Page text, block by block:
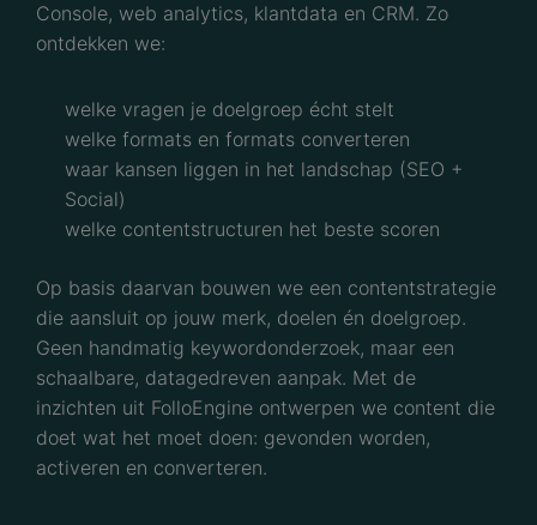
Console, web analytics, klantdata en CRM. Zo
ontdekken we:
welke vragen je doelgroep écht stelt
welke formats en formats converteren
waar kansen liggen in het landschap (SEO +
Social)
welke contentstructuren het beste scoren
Op basis daarvan bouwen we een contentstrategie
die aansluit op jouw merk, doelen én doelgroep.
Geen handmatig keywordonderzoek, maar een
schaalbare, datagedreven aanpak. Met de
inzichten uit FolloEngine ontwerpen we content die
doet wat het moet doen: gevonden worden,
activeren en converteren.